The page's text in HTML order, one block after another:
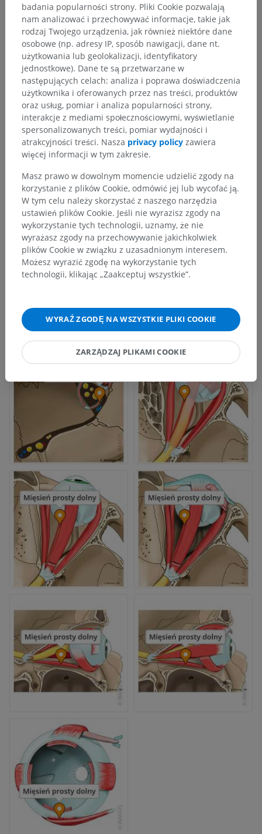
badania popularności strony. Pliki Cookie pozwalają
nam analizować i przechowywać informacje, takie jak
rodzaj Twojego urządzenia, jak również niektóre dane
osobowe (np. adresy IP, sposób nawigacji, dane nt.
użytkowania lub geolokalizacji, identyfikatory
jednostkowe). Dane te są przetwarzane w
następujących celach: analiza i poprawa doświadczenia
użytkownika i oferowanych przez nas treści, produktów
oraz usług, pomiar i analiza popularności strony,
interakcje z mediami społecznościowymi, wyświetlanie
spersonalizowanych treści, pomiar wydajności i
atrakcyjności treści. Nasza privacy policy zawiera
więcej informacji w tym zakresie.
Masz prawo w dowolnym momencie udzielić zgody na
korzystanie z plików Cookie, odmówić jej lub wycofać ją.
W tym celu należy skorzystać z naszego narzędzia
ustawień plików Cookie. Jeśli nie wyrazisz zgody na
wykorzystanie tych technologii, uznamy, że nie
wyrażasz zgody na przechowywanie jakichkolwiek
plików Cookie w związku z uzasadnionym interesem.
Możesz wyrazić zgodę na wykorzystanie tych
technologii, klikając „Zaakceptuj wszystkie”.
WYRAŹ ZGODĘ NA WSZYSTKIE PLIKI COOKIE
ZARZĄDZAJ PLIKAMI COOKIE